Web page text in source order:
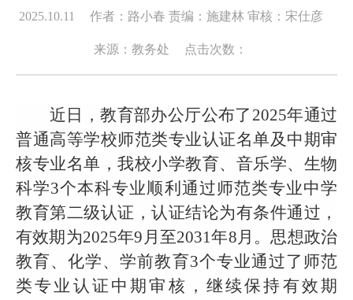
2025.10.11 作者：路小春 责编：施建林 审核：宋仕彦
来源：教务处 点击次数：
近日，教育部办公厅公布了2025年通过
普通高等学校师范类专业认证名单及中期审
核专业名单，我校小学教育、音乐学、生物
科学3个本科专业顺利通过师范类专业中学
教育第二级认证，认证结论为有条件通过，
有效期为2025年9月至2031年8月。思想政治
教育、化学、学前教育3个专业通过了师范
类专业认证中期审核，继续保持有效期